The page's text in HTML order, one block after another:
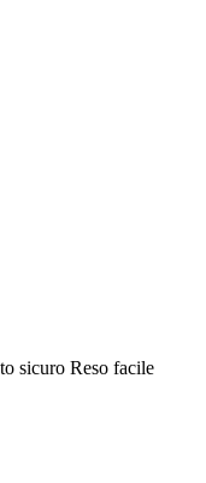
sicuro Reso facile